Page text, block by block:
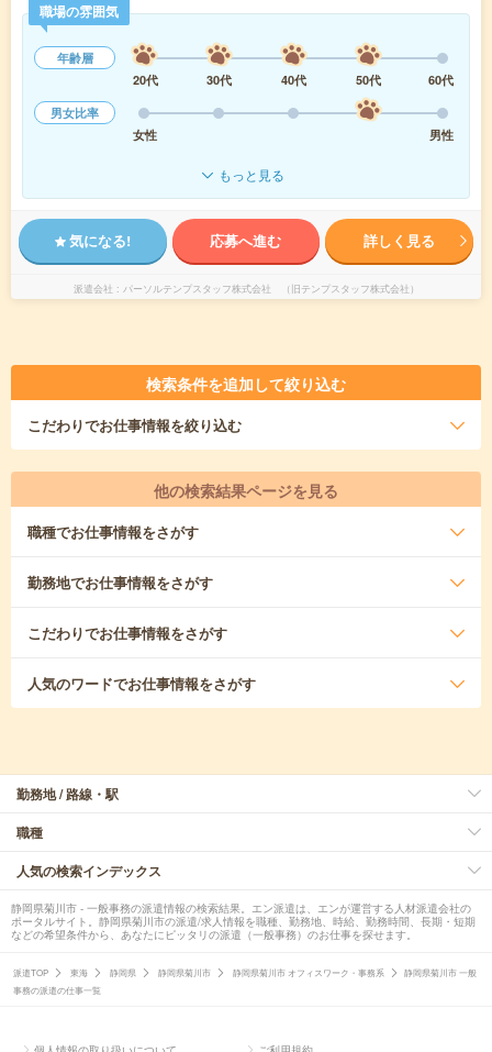
職場の雰囲気
年齢層
20代
30代 40代 50代
60代
男女比率
女性
男性
もっと見る
気になる! 応募へ進む 詳しく見る
派遣会社 パーソルテンプスタッフ株式会社 （旧テンプスタッフ株式会社）
検索条件を追加して絞り込む
こだわりでお仕事情報を絞り込む
他の検索結果ページを見る
職種でお仕事情報をさがす
勤務地でお仕事情報をさがす
こだわりでお仕事情報をさがす
人気のワードでお仕事情報をさがす
勤務地 / 路線・駅
職種
人気の検索インデックス
静岡県菊川市 - 一般事務の派遣情報の検索結果。エン派遣は、エンが運営する人材派遣会社の
ポータルサイト。静岡県菊川市の派遣/求人情報を職種、勤務地、時給、勤務時間、長期・短期
などの希望条件から、あなたにピッタリの派遣（一般事務）のお仕事を探せます。
派遣TOP 東海 静岡県 静岡県菊川市 静岡県菊川市 オフィスワーク・事務系
静岡県菊川市 一般
事務の派遣の仕事一覧